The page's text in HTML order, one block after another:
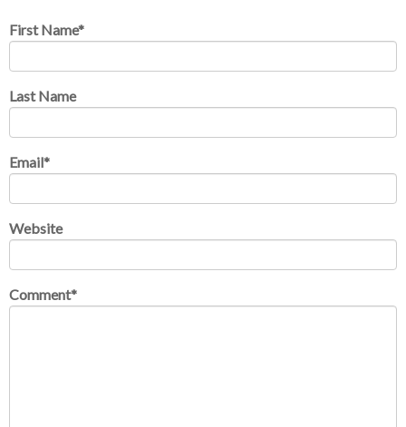
First Name*
Last Name
Email*
Website
Comment*